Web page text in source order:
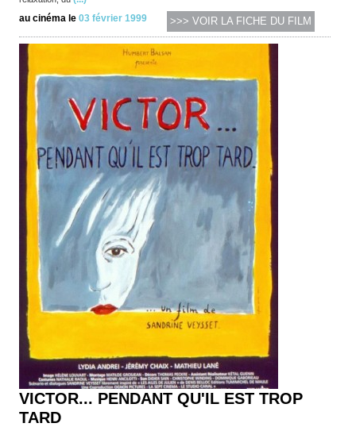
au cinéma le 03 février 1999 >>> VOIR LA FICHE DU FILM
VICTOR... PENDANT QU'IL EST TROP
TARD